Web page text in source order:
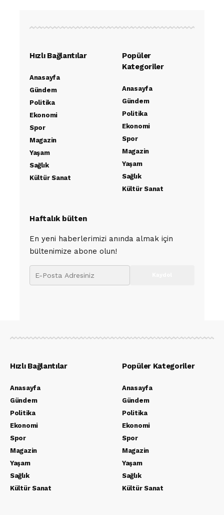
Hızlı Bağlantılar
Anasayfa
Gündem
Politika
Ekonomi
Spor
Magazin
Yaşam
Sağlık
Kültür Sanat
Popüler
Kategoriler
Anasayfa
Gündem
Politika
Ekonomi
Spor
Magazin
Yaşam
Sağlık
Kültür Sanat
Haftalık bülten
En yeni haberlerimizi anında almak için
bültenimize abone olun!
Hızlı Bağlantılar
Anasayfa
Gündem
Politika
Ekonomi
Spor
Magazin
Yaşam
Sağlık
Kültür Sanat
Popüler Kategoriler
Anasayfa
Gündem
Politika
Ekonomi
Spor
Magazin
Yaşam
Sağlık
Kültür Sanat